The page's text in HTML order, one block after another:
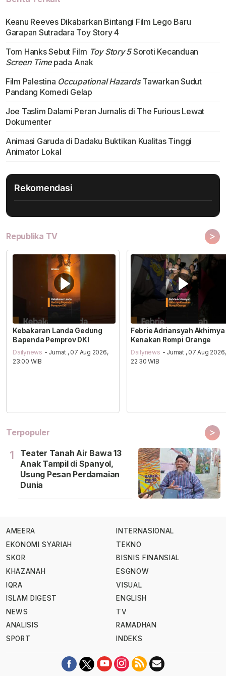
Keanu Reeves Dikabarkan Bintangi Film Lego Baru
Garapan Sutradara Toy Story 4
Tom Hanks Sebut Film Toy Story 5Soroti Kecanduan
Screen Timepada Anak
Film Palestina Occupational HazardsTawarkan Sudut
Pandang Komedi Gelap
Joe Taslim Dalami Peran Jurnalis di The Furious Lewat
Dokumenter
Animasi Garuda di Dadaku Buktikan Kualitas Tinggi
Animator Lokal
Rekomendasi
Republika TV >
Kebakaran Landa Gedung
Bapenda Pemprov DKI
Dailynews - Jumat , 07 Aug 2026,
23:00 WIB
Febrie Adriansyah Akhirnya
Kenakan Rompi Orange
Dailynews - Jumat , 07 Aug 2026,
22:30 WIB
Terpopuler >
1
Teater Tanah Air Bawa 13
Anak Tampil di Spanyol,
Usung Pesan Perdamaian
Dunia
AMEERA
EKONOMI SYARIAH
SKOR
KHAZANAH
IQRA
ISLAM DIGEST
NEWS
ANALISIS
SPORT
INTERNASIONAL
TEKNO
BISNIS FINANSIAL
ESGNOW
VISUAL
ENGLISH
TV
RAMADHAN
INDEKS